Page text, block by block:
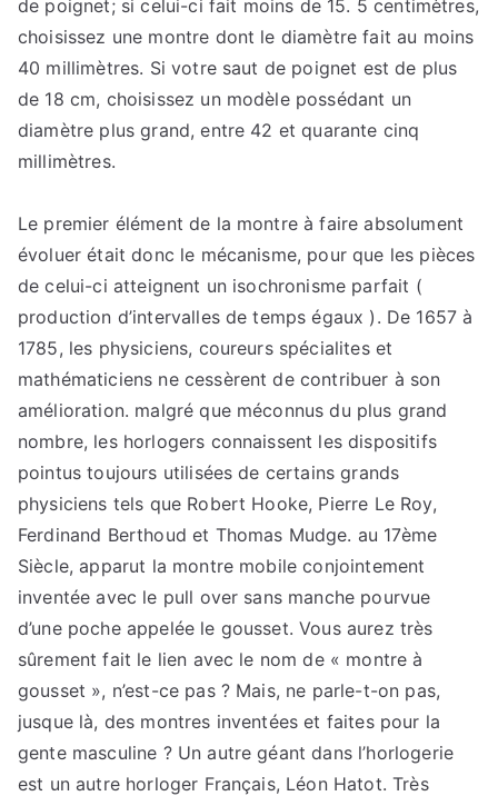
de poignet; si celui-ci fait moins de 15. 5 centimètres,
choisissez une montre dont le diamètre fait au moins
40 millimètres. Si votre saut de poignet est de plus
de 18 cm, choisissez un modèle possédant un
diamètre plus grand, entre 42 et quarante cinq
millimètres.
Le premier élément de la montre à faire absolument
évoluer était donc le mécanisme, pour que les pièces
de celui-ci atteignent un isochronisme parfait (
production d’intervalles de temps égaux ). De 1657 à
1785, les physiciens, coureurs spécialites et
mathématiciens ne cessèrent de contribuer à son
amélioration. malgré que méconnus du plus grand
nombre, les horlogers connaissent les dispositifs
pointus toujours utilisées de certains grands
physiciens tels que Robert Hooke, Pierre Le Roy,
Ferdinand Berthoud et Thomas Mudge. au 17ème
Siècle, apparut la montre mobile conjointement
inventée avec le pull over sans manche pourvue
d’une poche appelée le gousset. Vous aurez très
sûrement fait le lien avec le nom de « montre à
gousset », n’est-ce pas ? Mais, ne parle-t-on pas,
jusque là, des montres inventées et faites pour la
gente masculine ? Un autre géant dans l’horlogerie
est un autre horloger Français, Léon Hatot. Très